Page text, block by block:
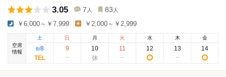
3.05 7 人 83 人
￥6,000～￥7,999 ￥2,000～￥2,999
空席
情報
土
8/8
日
9
月
10
火
11
水
12
木
13
金
14